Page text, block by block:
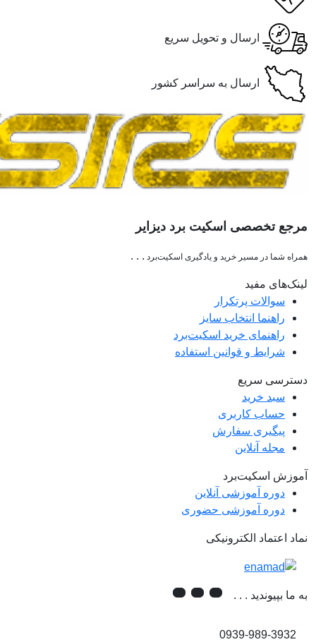
ارسال و تحویل سریع
ارسال به سراسر کشور
مرجع تخصصی اسکیت برد دیزایر
همراه شما در مسیر خرید و یادگیری اسکیت‌برد . . .
لینک‌های مفید
سوالات پرتکرار
راهنما انتخاب سایز
راهنمای خرید اسکیت‌برد
شرایط و قوانین استفاده
دسترسی سریع
سبد خرید
حساب کاربری
پیگیری سفارش
مجله آنلاین
آموزش اسکیت‌برد
دوره آموزشی آنلاین
دوره آموزشی حضوری
نماد اعتماد الکترونیکی
به ما بپیوندید . . .
0939-989-3932